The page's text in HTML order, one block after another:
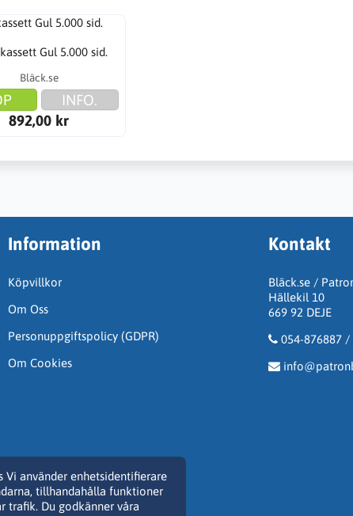
Gul 5.000 sid.
Bläck.se
INFO.
892,00 kr
Vi använder enhetsidentifierare
tillhandahålla funktioner
trafik. Du godkänner våra
Information
Köpvillkor
Om Oss
Personuppgiftspolicy (GDPR)
Om Cookies
Kontakt
Bläck.se /
Hällekil 10
669 92 DEJE
054-876887 /